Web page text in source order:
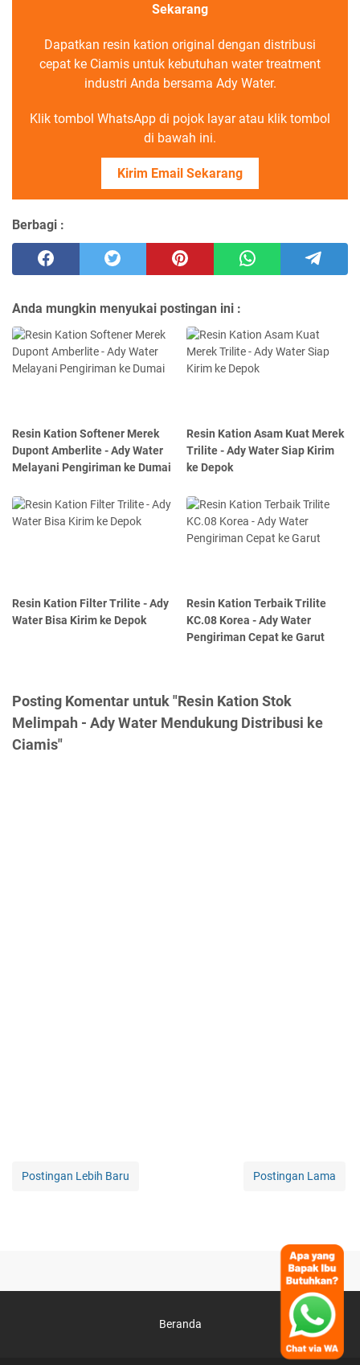
Sekarang
Dapatkan resin kation original dengan distribusi
cepat ke Ciamis untuk kebutuhan water treatment
industri Anda bersama Ady Water.
Klik tombol WhatsApp di pojok layar atau klik tombol
di bawah ini.
Kirim Email Sekarang
Berbagi :
Anda mungkin menyukai postingan ini :
Resin Kation Softener Merek
Dupont Amberlite - Ady Water
Melayani Pengiriman ke Dumai
Resin Kation Asam Kuat Merek
Trilite - Ady Water Siap Kirim
ke Depok
Resin Kation Filter Trilite - Ady
Water Bisa Kirim ke Depok
Resin Kation Terbaik Trilite
KC.08 Korea - Ady Water
Pengiriman Cepat ke Garut
Posting Komentar untuk "Resin Kation Stok
Melimpah - Ady Water Mendukung Distribusi ke
Ciamis"
Postingan Lebih Baru Postingan Lama
Beranda